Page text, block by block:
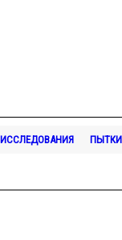
ИССЛЕДОВАНИЯ